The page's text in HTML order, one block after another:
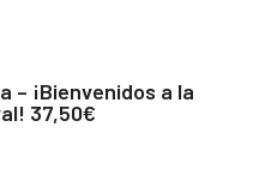
– ¡Bienvenidos a la
37,50€